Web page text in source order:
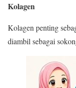
Kolagen
Kolagen penting
diambil sebagai